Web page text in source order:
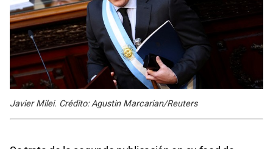
Javier Milei. Crédito: Agustin Marcarian/Reuters